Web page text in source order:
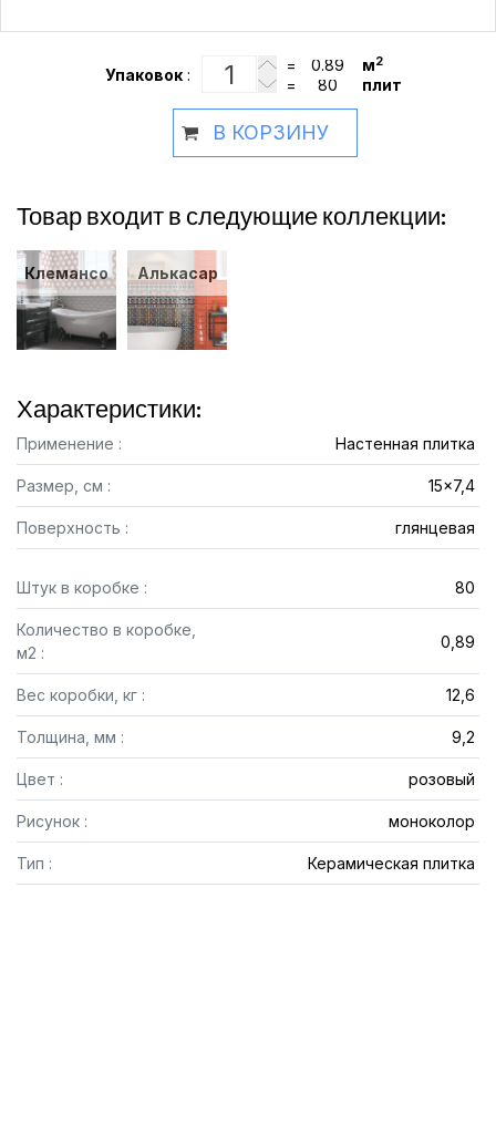
Упаковок :
= м2
= плит
В КОРЗИНУ
Товар входит в следующие коллекции:
Клемансо Алькасар
Характеристики:
Применение : Настенная плитка
Размер, см : 15x7,4
Поверхность : глянцевая
Штук в коробке : 80
Количество в коробке,
м2 :
0,89
Вес коробки, кг : 12,6
Толщина, мм : 9,2
Цвет : розовый
Рисунок : моноколор
Тип : Керамическая плитка